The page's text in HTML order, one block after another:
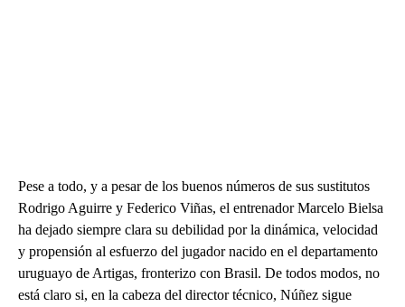
Pese a todo, y a pesar de los buenos números de sus sustitutos
Rodrigo Aguirre y Federico Viñas, el entrenador Marcelo Bielsa
ha dejado siempre clara su debilidad por la dinámica, velocidad
y propensión al esfuerzo del jugador nacido en el departamento
uruguayo de Artigas, fronterizo con Brasil. De todos modos, no
está claro si, en la cabeza del director técnico, Núñez sigue